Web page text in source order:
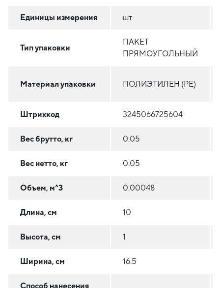
Единицы измерения шт
Тип упаковки
ПАКЕТ
ПРЯМОУГОЛЬНЫЙ
Материал упаковки ПОЛИЭТИЛЕН (PE)
Штрихкод 3245066725604
Вес брутто, кг 0.05
Вес нетто, кг 0.05
Объем, м^3 0.00048
Длина, см 10
Высота, см 1
Ширина, см 16.5
Способ нанесения